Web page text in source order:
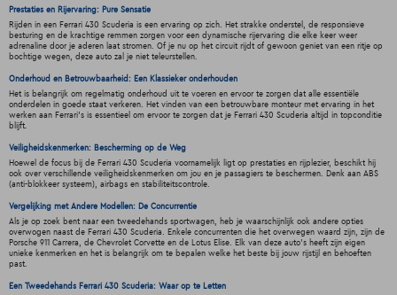
Prestaties en Rijervaring: Pure Sensatie
Rijden in een Ferrari 430 Scuderia is een ervaring op zich. Het strakke onderstel, de responsieve
besturing en de krachtige remmen zorgen voor een dynamische rijervaring die elke keer weer
adrenaline door je aderen laat stromen. Of je nu op het circuit rijdt of gewoon geniet van een ritje op
bochtige wegen, deze auto zal je niet teleurstellen.
Onderhoud en Betrouwbaarheid: Een Klassieker onderhouden
Het is belangrijk om regelmatig onderhoud uit te voeren en ervoor te zorgen dat alle essentiële
onderdelen in goede staat verkeren. Het vinden van een betrouwbare monteur met ervaring in het
werken aan Ferrari's is essentieel om ervoor te zorgen dat je Ferrari 430 Scuderia altijd in topconditie
blijft.
Veiligheidskenmerken: Bescherming op de Weg
Hoewel de focus bij de Ferrari 430 Scuderia voornamelijk ligt op prestaties en rijplezier, beschikt hij
ook over verschillende veiligheidskenmerken om jou en je passagiers te beschermen. Denk aan ABS
(anti-blokkeer systeem), airbags en stabiliteitscontrole.
Vergelijking met Andere Modellen: De Concurrentie
Als je op zoek bent naar een tweedehands sportwagen, heb je waarschijnlijk ook andere opties
overwogen naast de Ferrari 430 Scuderia. Enkele concurrenten die het overwegen waard zijn, zijn de
Porsche 911 Carrera, de Chevrolet Corvette en de Lotus Elise. Elk van deze auto's heeft zijn eigen
unieke kenmerken en het is belangrijk om te bepalen welke het beste bij jouw rijstijl en behoeften
past.
Een Tweedehands Ferrari 430 Scuderia: Waar op te Letten